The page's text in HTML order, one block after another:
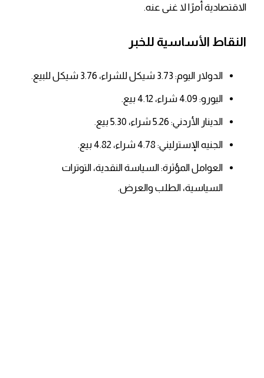
الاقتصادية أمرًا لا غنى عنه.
النقاط الأساسية للخبر
الدولار اليوم: 3.73 شيكل للشراء، 3.76 شيكل للبيع.
اليورو: 4.09 شراء، 4.12 بيع.
الدينار الأردني: 5.26 شراء، 5.30 بيع.
الجنيه الإسترليني: 4.78 شراء، 4.82 بيع.
العوامل المؤثرة: السياسة النقدية، التوترات
السياسية، الطلب والعرض.